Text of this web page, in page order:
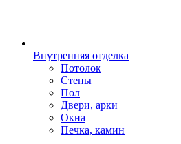
Внутренняя отделка
Потолок
Стены
Пол
Двери, арки
Окна
Печка, камин